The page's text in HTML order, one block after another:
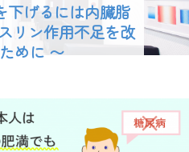
下げるには内臓脂
リン作用不足を改
めに 〜
値やHbA1cを下げるには内臓脂肪が